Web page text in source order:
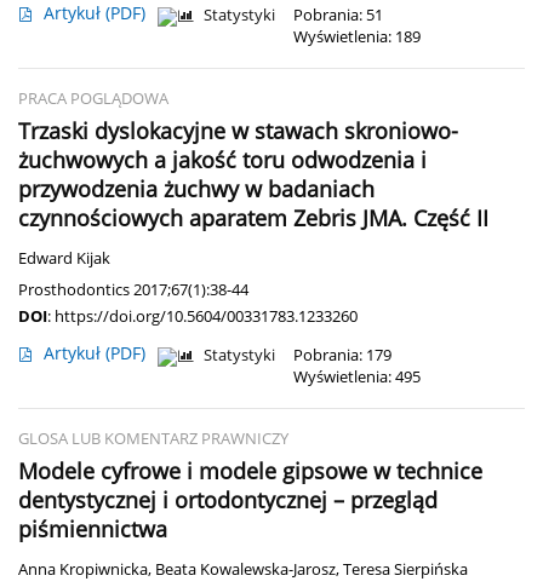
Artykuł (PDF) Statystyki
Pobrania: 51
Wyświetlenia: 189
PRACA POGLĄDOWA
Trzaski dyslokacyjne w stawach skroniowo-
żuchwowych a jakość toru odwodzenia i
przywodzenia żuchwy w badaniach
czynnościowych aparatem Zebris JMA. Część II
Edward Kijak
Prosthodontics 2017;67(1):38-44
DOI: https://doi.org/10.5604/00331783.1233260
Artykuł (PDF) Statystyki
Pobrania: 179
Wyświetlenia: 495
GLOSA LUB KOMENTARZ PRAWNICZY
Modele cyfrowe i modele gipsowe w technice
dentystycznej i ortodontycznej – przegląd
piśmiennictwa
Anna Kropiwnicka, Beata Kowalewska-Jarosz,Teresa Sierpińska